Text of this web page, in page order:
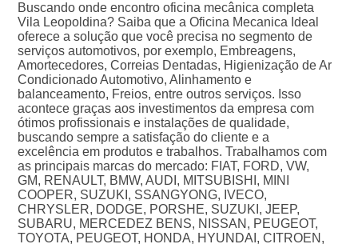
Buscando onde encontro oficina mecânica completa
Vila Leopoldina? Saiba que a Oficina Mecanica Ideal
oferece a solução que você precisa no segmento de
serviços automotivos, por exemplo, Embreagens,
Amortecedores, Correias Dentadas, Higienização de Ar
Condicionado Automotivo, Alinhamento e
balanceamento, Freios, entre outros serviços. Isso
acontece graças aos investimentos da empresa com
ótimos profissionais e instalações de qualidade,
buscando sempre a satisfação do cliente e a
excelência em produtos e trabalhos. Trabalhamos com
as principais marcas do mercado: FIAT, FORD, VW,
GM, RENAULT, BMW, AUDI, MITSUBISHI, MINI
COOPER, SUZUKI, SSANGYONG, IVECO,
CHRYSLER, DODGE, PORSHE, SUZUKI, JEEP,
SUBARU, MERCEDEZ BENS, NISSAN, PEUGEOT,
TOYOTA, PEUGEOT, HONDA, HYUNDAI, CITROEN,